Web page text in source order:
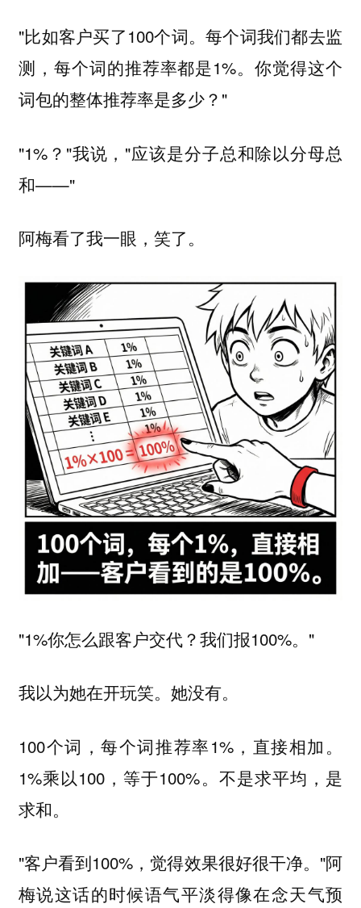
"比如客户买了100个词。每个词我们都去监
测，每个词的推荐率都是1%。你觉得这个
词包的整体推荐率是多少？"
"1%？"我说，"应该是分子总和除以分母总
和——"
阿梅看了我一眼，笑了。
"1%你怎么跟客户交代？我们报100%。"
我以为她在开玩笑。她没有。
100个词，每个词推荐率1%，直接相加。
1%乘以100，等于100%。不是求平均，是
求和。
"客户看到100%，觉得效果很好很干净。"阿
梅说这话的时候语气平淡得像在念天气预